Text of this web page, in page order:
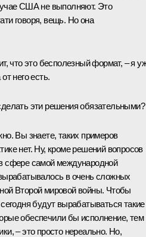
США не выполняют. Это
говоря, вещь. Но она
что это бесполезный формат, – я
него есть.
эти решения обязательными?
Вы знаете, таких примеров
нет. Ну, кроме решений вопросов
сфере самой международной
в очень сложных
Второй мировой войны. Чтобы
будут вырабатываться такие
обеспечили бы исполнение, тем
– это просто нереально. Но,